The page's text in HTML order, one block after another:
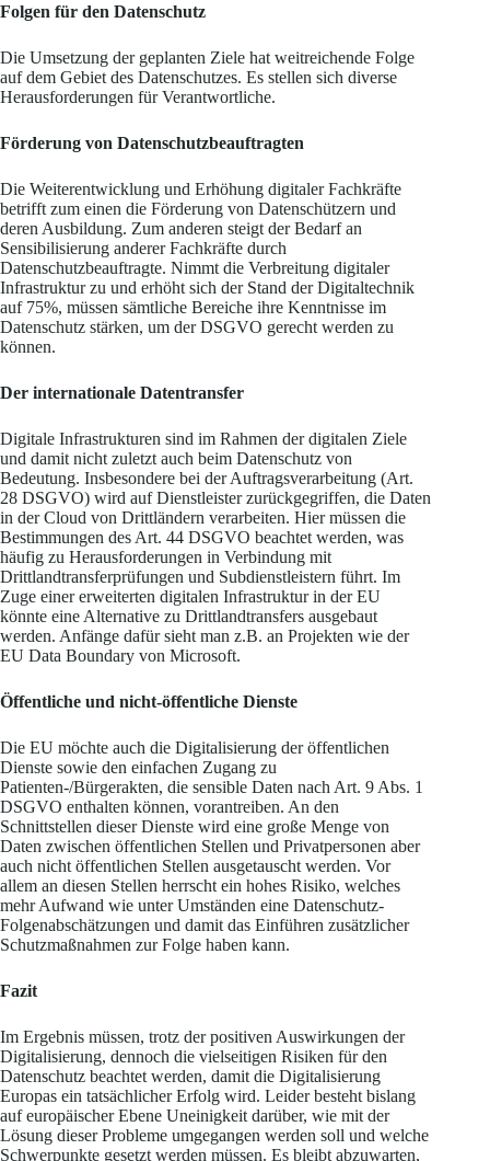
Folgen für den Datenschutz
Die Umsetzung der geplanten Ziele hat weitreichende Folge
auf dem Gebiet des Datenschutzes. Es stellen sich diverse
Herausforderungen für Verantwortliche.
Förderung von Datenschutzbeauftragten
Die Weiterentwicklung und Erhöhung digitaler Fachkräfte
betrifft zum einen die Förderung von Datenschützern und
deren Ausbildung. Zum anderen steigt der Bedarf an
Sensibilisierung anderer Fachkräfte durch
Datenschutzbeauftragte. Nimmt die Verbreitung digitaler
Infrastruktur zu und erhöht sich der Stand der Digitaltechnik
auf 75%, müssen sämtliche Bereiche ihre Kenntnisse im
Datenschutz stärken, um der DSGVO gerecht werden zu
können.
Der internationale Datentransfer
Digitale Infrastrukturen sind im Rahmen der digitalen Ziele
und damit nicht zuletzt auch beim Datenschutz von
Bedeutung. Insbesondere bei der Auftragsverarbeitung (Art.
28 DSGVO) wird auf Dienstleister zurückgegriffen, die Daten
in der Cloud von Drittländern verarbeiten. Hier müssen die
Bestimmungen des Art. 44 DSGVO beachtet werden, was
häufig zu Herausforderungen in Verbindung mit
Drittlandtransferprüfungen und Subdienstleistern führt. Im
Zuge einer erweiterten digitalen Infrastruktur in der EU
könnte eine Alternative zu Drittlandtransfers ausgebaut
werden. Anfänge dafür sieht man z.B. an Projekten wie der
EU Data Boundary von Microsoft.
Öffentliche und nicht-öffentliche Dienste
Die EU möchte auch die Digitalisierung der öffentlichen
Dienste sowie den einfachen Zugang zu
Patienten-/Bürgerakten, die sensible Daten nach Art. 9 Abs. 1
DSGVO enthalten können, vorantreiben. An den
Schnittstellen dieser Dienste wird eine große Menge von
Daten zwischen öffentlichen Stellen und Privatpersonen aber
auch nicht öffentlichen Stellen ausgetauscht werden. Vor
allem an diesen Stellen herrscht ein hohes Risiko, welches
mehr Aufwand wie unter Umständen eine Datenschutz-
Folgenabschätzungen und damit das Einführen zusätzlicher
Schutzmaßnahmen zur Folge haben kann.
Fazit
Im Ergebnis müssen, trotz der positiven Auswirkungen der
Digitalisierung, dennoch die vielseitigen Risiken für den
Datenschutz beachtet werden, damit die Digitalisierung
Europas ein tatsächlicher Erfolg wird. Leider besteht bislang
auf europäischer Ebene Uneinigkeit darüber, wie mit der
Lösung dieser Probleme umgegangen werden soll und welche
Schwerpunkte gesetzt werden müssen. Es bleibt abzuwarten,